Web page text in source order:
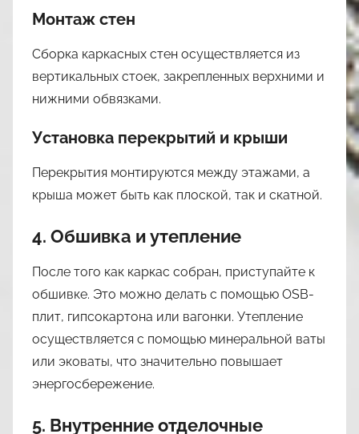
Монтаж стен
Сборка каркасных стен осуществляется из
вертикальных стоек, закрепленных верхними и
нижними обвязками.
Установка перекрытий и крыши
Перекрытия монтируются между этажами, а
крыша может быть как плоской, так и скатной.
4. Обшивка и утепление
После того как каркас собран, приступайте к
обшивке. Это можно делать с помощью OSB-
плит, гипсокартона или вагонки. Утепление
осуществляется с помощью минеральной ваты
или эковаты, что значительно повышает
энергосбережение.
5. Внутренние отделочные